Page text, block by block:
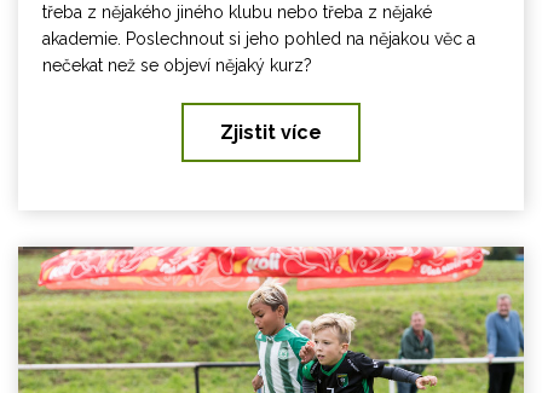
třeba z nějakého jiného klubu nebo třeba z nějaké
akademie. Poslechnout si jeho pohled na nějakou věc a
nečekat než se objeví nějaký kurz?
Zjistit více